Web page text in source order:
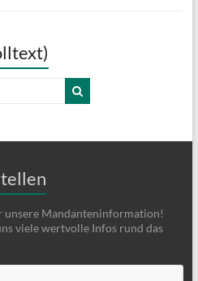
unsere Mandanteninformation!
viele wertvolle Infos rund das